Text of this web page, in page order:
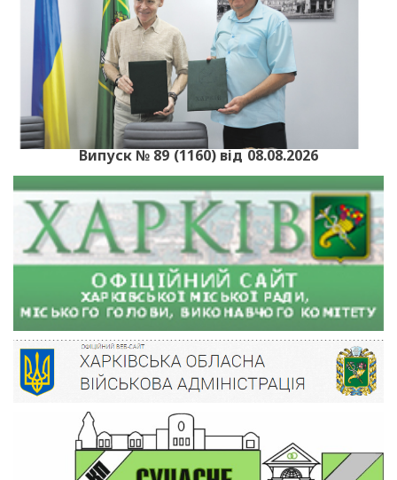
Випуск № 89 (1160) від 08.08.2026